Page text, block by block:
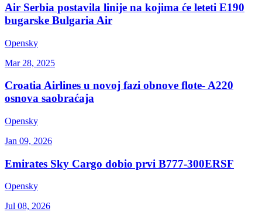
Air Serbia postavila linije na kojima će leteti E190
bugarske Bulgaria Air
Opensky
Mar 28, 2025
Croatia Airlines u novoj fazi obnove flote- A220
osnova saobraćaja
Opensky
Jan 09, 2026
Emirates Sky Cargo dobio prvi B777-300ERSF
Opensky
Jul 08, 2026